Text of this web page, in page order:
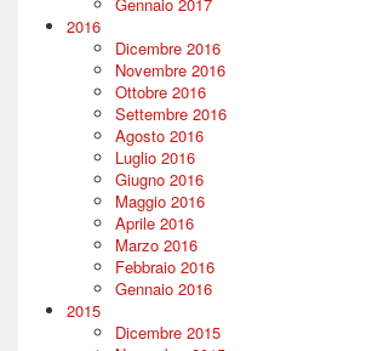
2016
Dicembre 2016
Novembre 2016
Ottobre 2016
Settembre 2016
Agosto 2016
Luglio 2016
Giugno 2016
Maggio 2016
Aprile 2016
Marzo 2016
Febbraio 2016
Gennaio 2016
2015
Dicembre 2015